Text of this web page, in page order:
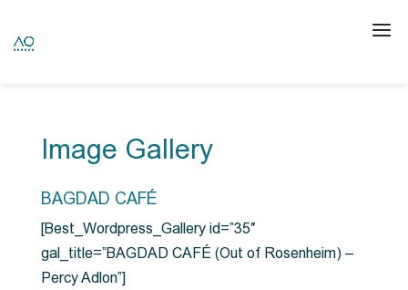
Image Gallery
BAGDAD CAFÉ
[Best_Wordpress_Gallery id=”35″
gal_title=”BAGDAD CAFÉ (Out of Rosenheim) –
Percy Adlon”]